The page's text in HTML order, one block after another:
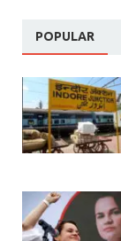
POPULAR